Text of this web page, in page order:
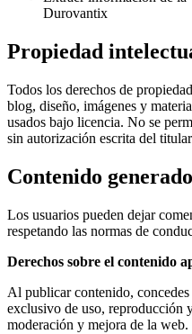
Durovantix
Propiedad
Todos los derechos de
blog, diseño, imágenes y
usados bajo licencia. No se
sin autorización escrita del
Contenido
Los usuarios pueden dejar
respetando las normas de
Derechos sobre el contenido
Al publicar contenido,
exclusivo de uso, reproducción
moderación y mejora de la web.